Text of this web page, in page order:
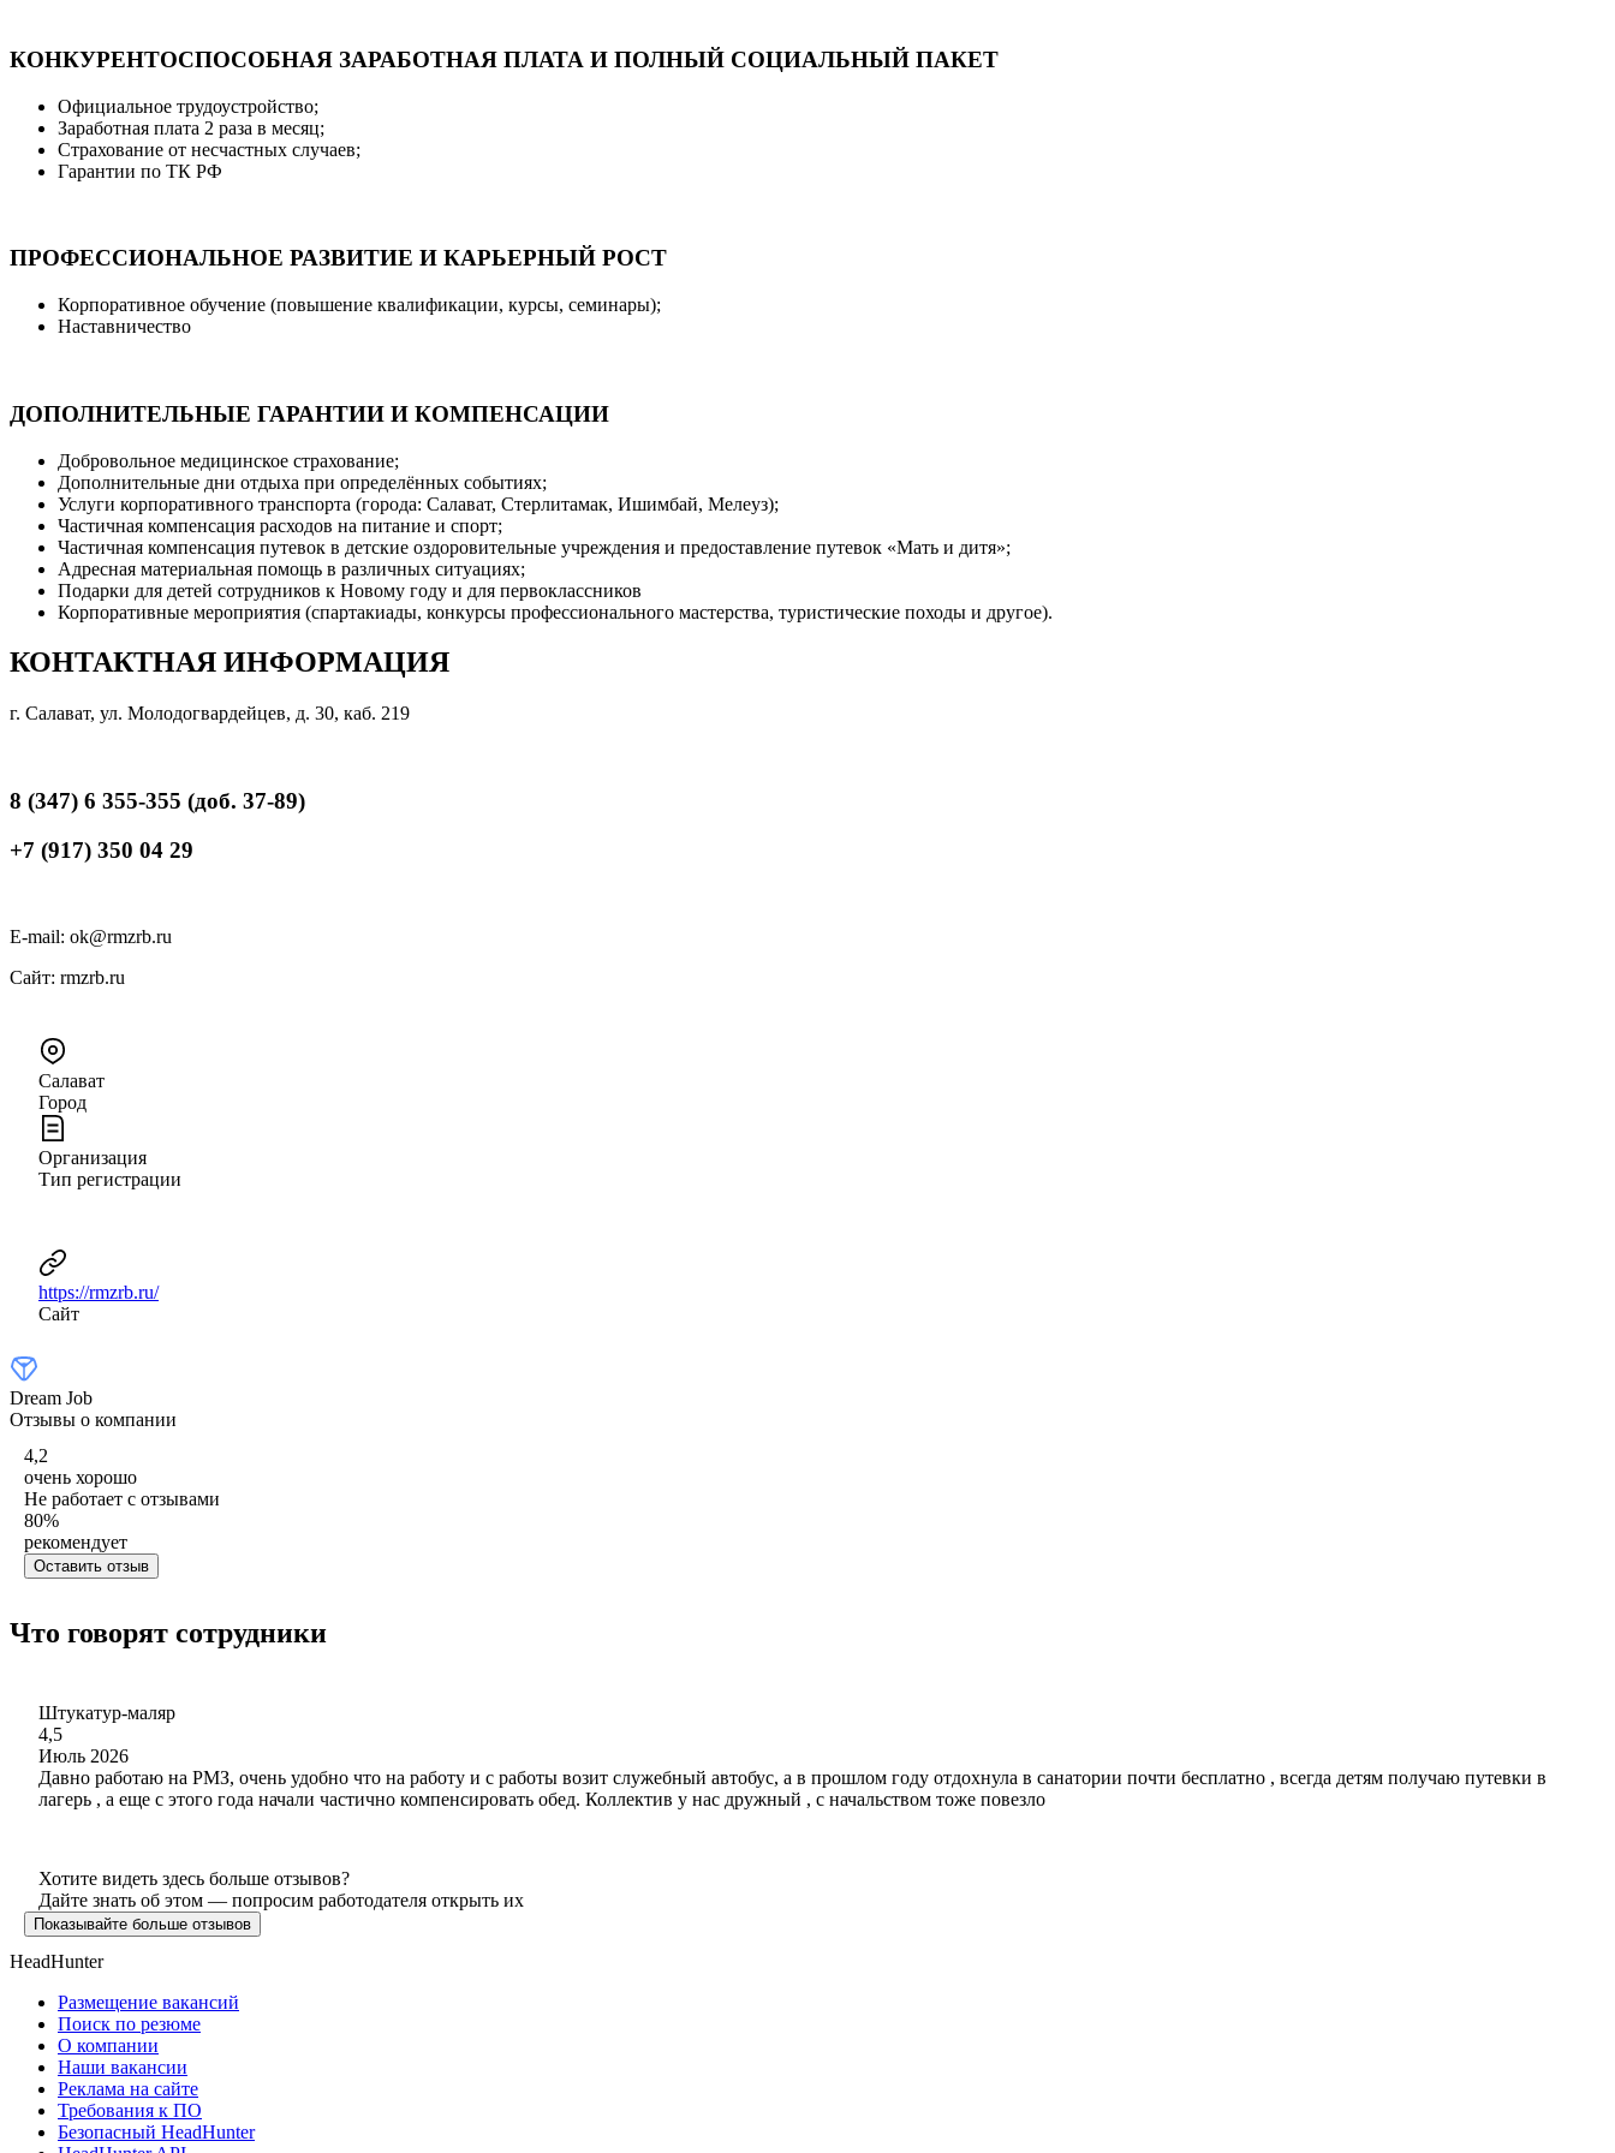
КОНКУРЕНТОСПОСОБНАЯ ЗАРАБОТНАЯ ПЛАТА И ПОЛНЫЙ СОЦИАЛЬНЫЙ ПАКЕТ
Официальное трудоустройство;
Заработная плата 2 раза в месяц;
Страхование от несчастных случаев;
Гарантии по ТК РФ
ПРОФЕССИОНАЛЬНОЕ РАЗВИТИЕ И КАРЬЕРНЫЙ РОСТ
Корпоративное обучение (повышение квалификации, курсы, семинары);
Наставничество
ДОПОЛНИТЕЛЬНЫЕ ГАРАНТИИ И КОМПЕНСАЦИИ
Добровольное медицинское страхование;
Дополнительные дни отдыха при определённых событиях;
Услуги корпоративного транспорта (города: Салават, Стерлитамак, Ишимбай, Мелеуз);
Частичная компенсация расходов на питание и спорт;
Частичная компенсация путевок в детские оздоровительные учреждения и предоставление путевок «Мать и дитя»;
Адресная материальная помощь в различных ситуациях;
Подарки для детей сотрудников к Новому году и для первоклассников
Корпоративные мероприятия (спартакиады, конкурсы профессионального мастерства, туристические походы и другое).
КОНТАКТНАЯ ИНФОРМАЦИЯ
г. Салават, ул. Молодогвардейцев, д. 30, каб. 219
8 (347) 6 355-355 (доб. 37-89)
+7 (917) 350 04 29
E-mail: ok@rmzrb.ru
Сайт: rmzrb.ru
Салават
Город
Организация
Тип регистрации
https://rmzrb.ru/
Сайт
Dream Job
Отзывы о компании
4,2
очень хорошо
Не работает с отзывами
80%
рекомендует
Оставить отзыв
Что говорят сотрудники
Штукатур-маляр
4,5
Июль 2026
Давно работаю на РМЗ, очень удобно что на работу и с работы возит служебный автобус, а в прошлом году отдохнула в санатории почти бесплатно , всегда детям получаю путевки в
лагерь , а еще с этого года начали частично компенсировать обед. Коллектив у нас дружный , с начальством тоже повезло
Хотите видеть здесь больше отзывов?
Дайте знать об этом — попросим работодателя открыть их
Показывайте больше отзывов
HeadHunter
Размещение вакансий
Поиск по резюме
О компании
Наши вакансии
Реклама на сайте
Требования к ПО
Безопасный HeadHunter